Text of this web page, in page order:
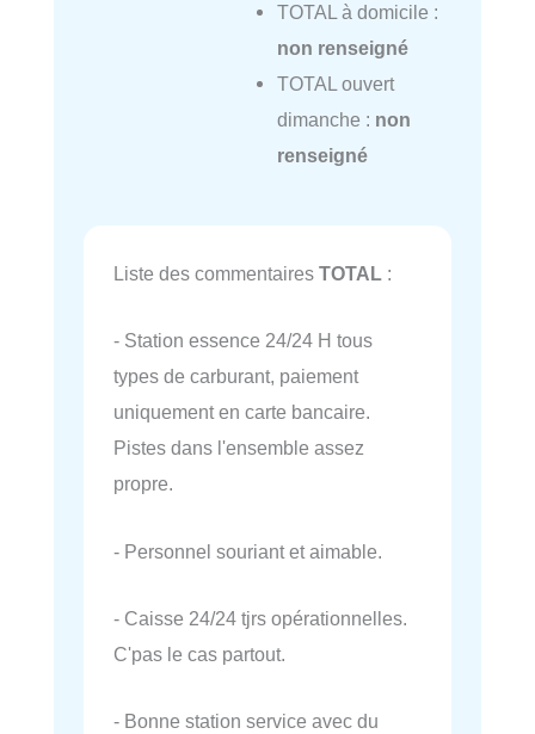
TOTAL à domicile :
non renseigné
TOTAL ouvert
dimanche : non
renseigné
Liste des commentaires TOTAL :
- Station essence 24/24 H tous
types de carburant, paiement
uniquement en carte bancaire.
Pistes dans l'ensemble assez
propre.
- Personnel souriant et aimable.
- Caisse 24/24 tjrs opérationnelles.
C'pas le cas partout.
- Bonne station service avec du